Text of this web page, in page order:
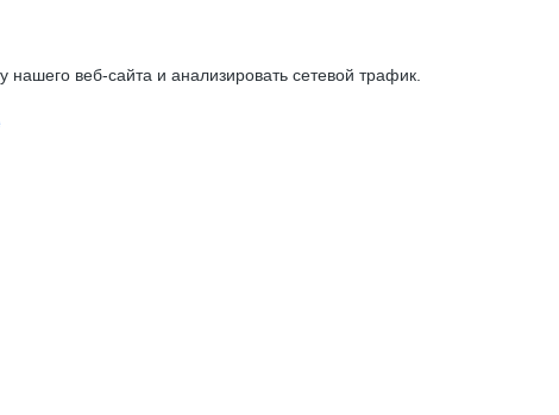
веб-сайта и анализировать сетевой трафик.